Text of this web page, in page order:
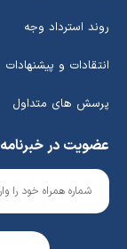
روند استرداد وجه
انتقادات و پیشنهادات
پرسش های متداول
عضویت در خبرنامه